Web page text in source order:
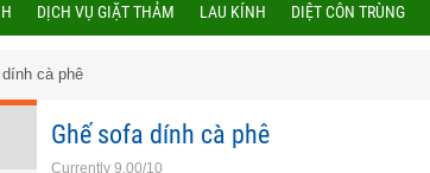
DỊCH VỤ GIẶT THẢM LAU KÍNH DIỆT CÔN TRÙNG
dính cà phê
Ghế sofa dính cà phê
Currently 9.00/10